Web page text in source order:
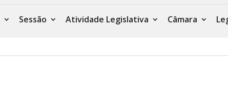
Sessão Atividade Legislativa Câmara